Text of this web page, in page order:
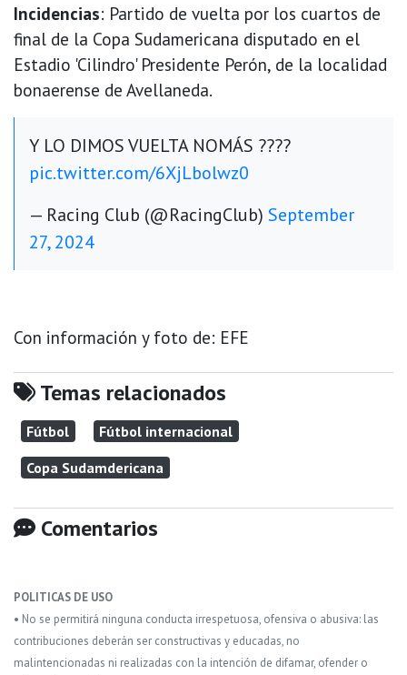
Incidencias: Partido de vuelta por los cuartos de
final de la Copa Sudamericana disputado en el
Estadio 'Cilindro' Presidente Perón, de la localidad
bonaerense de Avellaneda.
Y LO DIMOS VUELTA NOMÁS ????
pic.twitter.com/6XjLbolwz0
— Racing Club (@RacingClub) September
27, 2024
Con información y foto de: EFE
Temas relacionados
Fútbol
Fútbol internacional
Copa Sudamdericana
Comentarios
POLITICAS DE USO
• No se permitirá ninguna conducta irrespetuosa, ofensiva o abusiva: las
contribuciones deberán ser constructivas y educadas, no
malintencionadas ni realizadas con la intención de difamar, ofender o